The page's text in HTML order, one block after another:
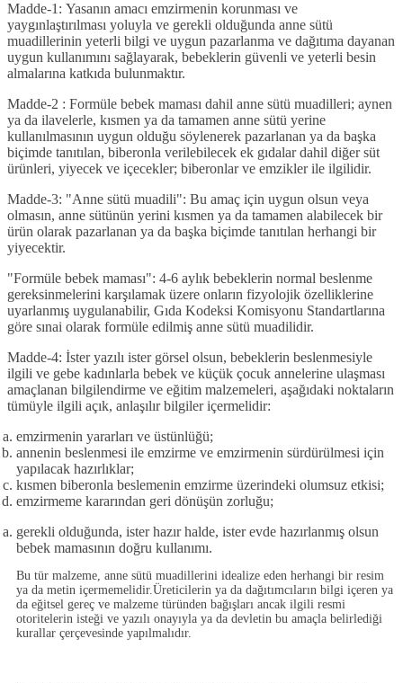
Madde-1: Yasanın amacı emzirmenin korunması ve
yaygınlaştırılması yoluyla ve gerekli olduğunda anne sütü
muadillerinin yeterli bilgi ve uygun pazarlanma ve dağıtıma dayanan
uygun kullanımını sağlayarak, bebeklerin güvenli ve yeterli besin
almalarına katkıda bulunmaktır.
Madde-2 : Formüle bebek maması dahil anne sütü muadilleri; aynen
ya da ilavelerle, kısmen ya da tamamen anne sütü yerine
kullanılmasının uygun olduğu söylenerek pazarlanan ya da başka
biçimde tanıtılan, biberonla verilebilecek ek gıdalar dahil diğer süt
ürünleri, yiyecek ve içecekler; biberonlar ve emzikler ile ilgilidir.
Madde-3: "Anne sütü muadili": Bu amaç için uygun olsun veya
olmasın, anne sütünün yerini kısmen ya da tamamen alabilecek bir
ürün olarak pazarlanan ya da başka biçimde tanıtılan herhangi bir
yiyecektir.
"Formüle bebek maması": 4-6 aylık bebeklerin normal beslenme
gereksinmelerini karşılamak üzere onların fizyolojik özelliklerine
uyarlanmış uygulanabilir, Gıda Kodeksi Komisyonu Standartlarına
göre sınai olarak formüle edilmiş anne sütü muadilidir.
Madde-4: İster yazılı ister görsel olsun, bebeklerin beslenmesiyle
ilgili ve gebe kadınlarla bebek ve küçük çocuk annelerine ulaşması
amaçlanan bilgilendirme ve eğitim malzemeleri, aşağıdaki noktaların
tümüyle ilgili açık, anlaşılır bilgiler içermelidir:
emzirmenin yararları ve üstünlüğü;
annenin beslenmesi ile emzirme ve emzirmenin sürdürülmesi için
yapılacak hazırlıklar;
kısmen biberonla beslemenin emzirme üzerindeki olumsuz etkisi;
emzirmeme kararından geri dönüşün zorluğu;
gerekli olduğunda, ister hazır halde, ister evde hazırlanmış olsun
bebek mamasının doğru kullanımı.
Bu tür malzeme, anne sütü muadillerini idealize eden herhangi bir resim
ya da metin içermemelidir.Üreticilerin ya da dağıtımcıların bilgi içeren ya
da eğitsel gereç ve malzeme türünden bağışları ancak ilgili resmi
otoritelerin isteği ve yazılı onayıyla ya da devletin bu amaçla belirlediği
kurallar çerçevesinde yapılmalıdır.